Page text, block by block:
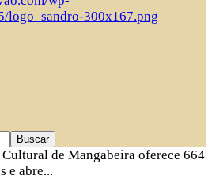
de Mangabeira oferece 664
e abre...